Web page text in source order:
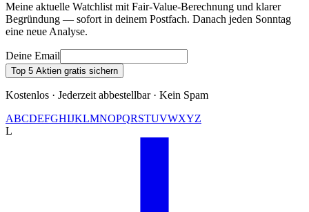
Meine aktuelle Watchlist mit Fair-Value-Berechnung und klarer
Begründung — sofort in deinem Postfach. Danach jeden Sonntag
eine neue Analyse.
Deine Email
Top 5 Aktien gratis sichern
Kostenlos · Jederzeit abbestellbar · Kein Spam
ABCDEFGHIJKLMNOPQRSTUVWXYZ
L